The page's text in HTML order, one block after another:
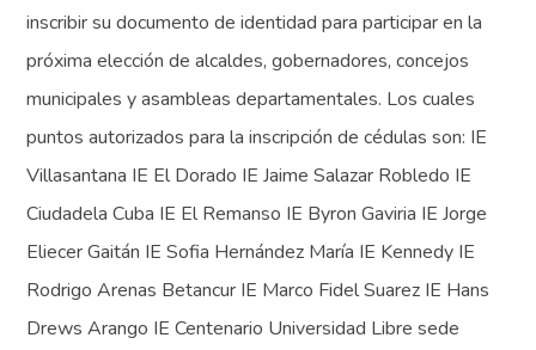
inscribir su documento de identidad para participar en la
próxima elección de alcaldes, gobernadores, concejos
municipales y asambleas departamentales. Los cuales
puntos autorizados para la inscripción de cédulas son: IE
Villasantana IE El Dorado IE Jaime Salazar Robledo IE
Ciudadela Cuba IE El Remanso IE Byron Gaviria IE Jorge
Eliecer Gaitán IE Sofia Hernández María IE Kennedy IE
Rodrigo Arenas Betancur IE Marco Fidel Suarez IE Hans
Drews Arango IE Centenario Universidad Libre sede